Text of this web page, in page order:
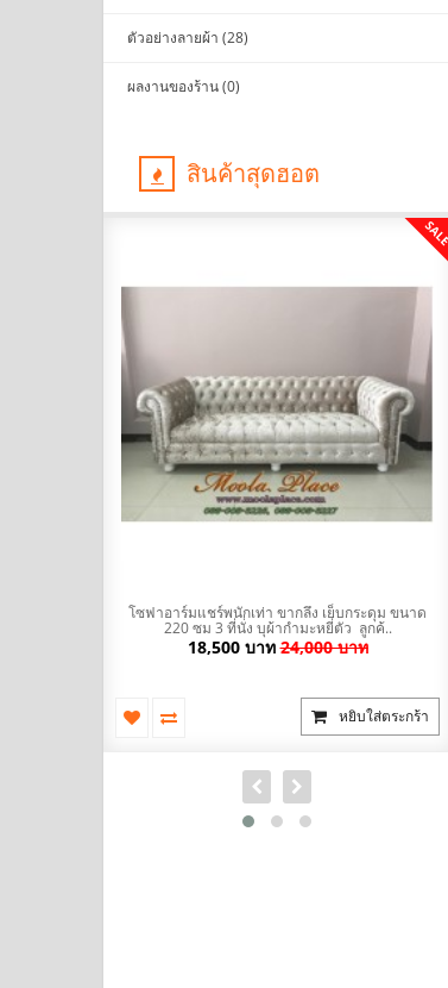
ตัวอย่างลายผ้า (28)
ผลงานของร้าน (0)
สินค้าสุดฮอต
โซฟาอาร์มแชร์พนักเท่า ขากลึง เย็บกระดุม ขนาด
220 ซม 3 ที่นั่ง บุผ้ากำมะหยี่ตัว ลูกค้..
18,500 บาท 24,000 บาท
หยิบใส่ตระกร้า